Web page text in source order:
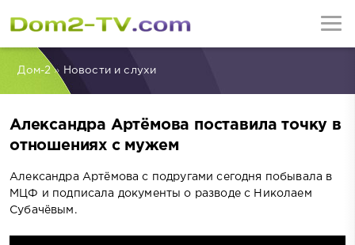
Дом-2» Новости и слухи
Александра Артёмова поставила точку в
отношениях с мужем
Александра Артёмова с подругами сегодня побывала в
МЦФ и подписала документы о разводе с Николаем
Субачёвым.